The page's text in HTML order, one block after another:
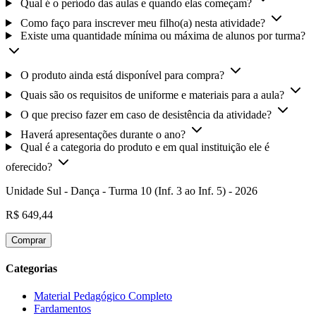
Qual é o período das aulas e quando elas começam?
Como faço para inscrever meu filho(a) nesta atividade?
Existe uma quantidade mínima ou máxima de alunos por turma?
O produto ainda está disponível para compra?
Quais são os requisitos de uniforme e materiais para a aula?
O que preciso fazer em caso de desistência da atividade?
Haverá apresentações durante o ano?
Qual é a categoria do produto e em qual instituição ele é
oferecido?
Unidade Sul - Dança - Turma 10 (Inf. 3 ao Inf. 5) - 2026
R$ 649,44
Comprar
Categorias
Material Pedagógico Completo
Fardamentos